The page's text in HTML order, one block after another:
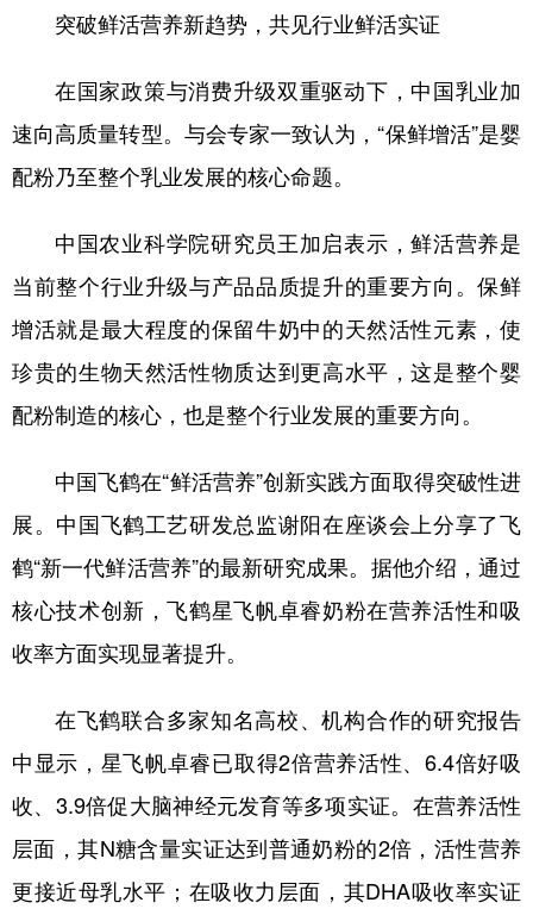
新疆 内蒙古 黑龙江
多语种频道
Deutsch Português
突破鲜活营养新趋势，共见行业鲜活实证
在国家政策与消费升级双重驱动下，中国乳业加
速向高质量转型。与会专家一致认为，“保鲜增活”是婴
配粉乃至整个乳业发展的核心命题。
中国农业科学院研究员王加启表示，鲜活营养是
当前整个行业升级与产品品质提升的重要方向。保鲜
增活就是最大程度的保留牛奶中的天然活性元素，使
珍贵的生物天然活性物质达到更高水平，这是整个婴
配粉制造的核心，也是整个行业发展的重要方向。
中国飞鹤在“鲜活营养”创新实践方面取得突破性进
展。中国飞鹤工艺研发总监谢阳在座谈会上分享了飞
鹤“新一代鲜活营养”的最新研究成果。据他介绍，通过
核心技术创新，飞鹤星飞帆卓睿奶粉在营养活性和吸
收率方面实现显著提升。
在飞鹤联合多家知名高校、机构合作的研究报告
中显示，星飞帆卓睿已取得2倍营养活性、6.4倍好吸
收、3.9倍促大脑神经元发育等多项实证。在营养活性
层面，其N糖含量实证达到普通奶粉的2倍，活性营养
更接近母乳水平；在吸收力层面，其DHA吸收率实证